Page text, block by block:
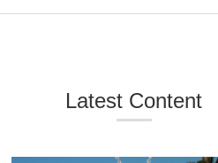
Latest Content